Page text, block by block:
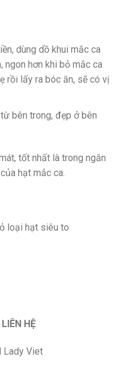
dùng dồ khui mắc ca
ngon hơn khi bỏ mắc ca
rồi lấy ra bóc ăn, sẽ có vị
bên trong, đẹp ở bên
tốt nhất là trong ngăn
hạt mắc ca.
loại hạt siêu to
HỆ
Lady Viet